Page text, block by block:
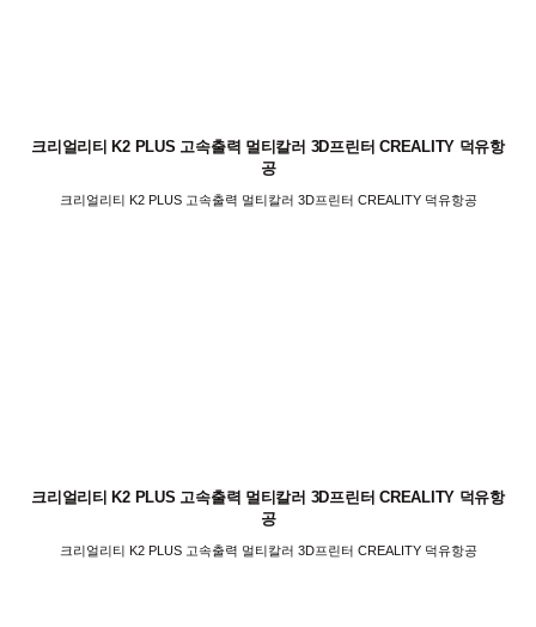
크리얼리티 K2 PLUS 고속출력 멀티칼러 3D프린터 CREALITY 덕유항
공
크리얼리티 K2 PLUS 고속출력 멀티칼러 3D프린터 CREALITY 덕유항공
크리얼리티 K2 PLUS 고속출력 멀티칼러 3D프린터 CREALITY 덕유항
공
크리얼리티 K2 PLUS 고속출력 멀티칼러 3D프린터 CREALITY 덕유항공